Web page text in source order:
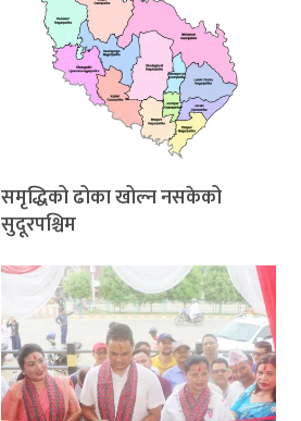
समृद्धिको ढोका खोल्न नसकेको
सुदूरपश्चिम